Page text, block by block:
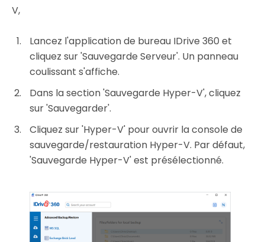
V,
Lancez l'application de bureau IDrive 360 et
cliquez sur 'Sauvegarde Serveur'. Un panneau
coulissant s'affiche.
Dans la section 'Sauvegarde Hyper-V', cliquez
sur 'Sauvegarder'.
Cliquez sur 'Hyper-V' pour ouvrir la console de
sauvegarde/restauration Hyper-V. Par défaut,
'Sauvegarde Hyper-V' est présélectionné.